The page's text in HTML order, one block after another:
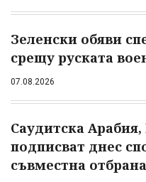
Зеленски обяви
срещу руската
07.08.2026
Саудитска
подписват днес
съвместна отбрана